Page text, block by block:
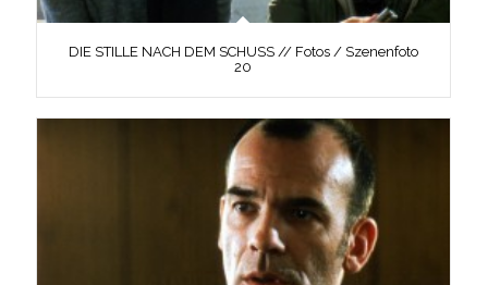
DIE STILLE NACH DEM SCHUSS // Fotos / Szenenfoto
20